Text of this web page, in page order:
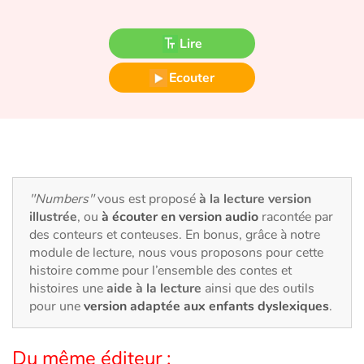
Princesses et princes, rois, reines et dragons
Ogres, monstres et sorcières
Les animaux
Voyage, épopée, enquête, aventure
Autour du monde
Apprentissage
Lire
Ecouter
"Numbers"vous est proposéà la lecture version
illustrée, ou à écouter en version audio racontée par
des conteurs et conteuses. En bonus, grâce à notre
module de lecture, nous vous proposons pour cette
histoire comme pour l’ensemble des contes et
histoires uneaide à la lecture ainsi que des outils
pour uneversion adaptée aux enfants dyslexiques.
Du même éditeur :